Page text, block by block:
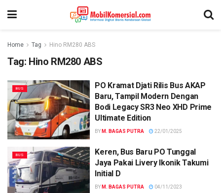
Home Tag Hino RM280 ABS
Tag: Hino RM280 ABS
BUS
PO Kramat Djati Rilis Bus AKAP
Baru, Tampil Modern Dengan
Bodi Legacy SR3 Neo XHD Prime
Ultimate Edition
BY M. BAGAS PUTRA 22/01/2025
BUS
Keren, Bus Baru PO Tunggal
Jaya Pakai Livery Ikonik Takumi
Initial D
BY M. BAGAS PUTRA 04/11/2023